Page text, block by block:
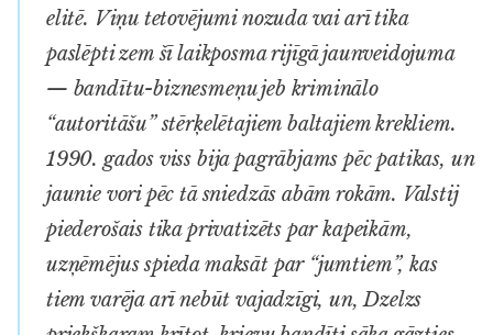
elitē. Viņu tetovējumi nozuda vai arī tika
paslēpti zem šī laikposma rijīgā jaunveidojuma
— bandītu-biznesmeņu jeb kriminālo
“autoritāšu” stērķelētajiem baltajiem krekliem.
1990. gados viss bija pagrābjams pēc patikas, un
jaunie voripēc tā sniedzās abām rokām. Valstij
piederošais tika privatizēts par kapeikām,
uzņēmējus spieda maksāt par “jumtiem”, kas
tiem varēja arī nebūt vajadzīgi, un, Dzelzs